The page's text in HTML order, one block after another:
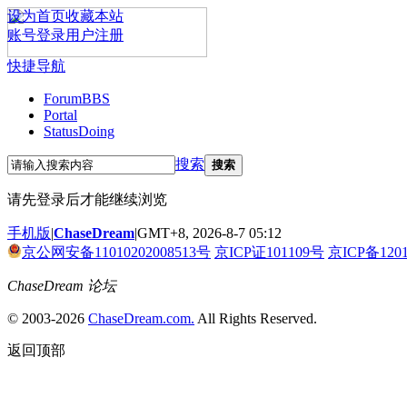
设为首页收藏本站
账号登录用户注册
快捷导航
ForumBBS
Portal
StatusDoing
搜索 搜索
请先登录后才能继续浏览
手机版|ChaseDream|GMT+8, 2026-8-7 05:12
京公网安备11010202008513号 京ICP证101109号 京ICP备
ChaseDream 论坛
© 2003-2026 ChaseDream.com. All Rights Reserved.
返回顶部